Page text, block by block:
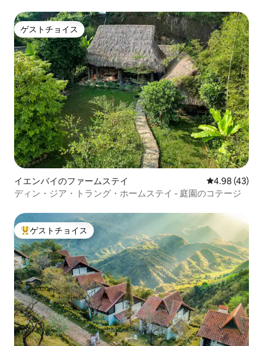
ゲストチョイス
ゲストチョイス
イエンバイのファームステイ レビュー43
4.98 (43)
ディン・ジア・トラング・ホームステイ - 庭園のコテージ
大好評のゲストチョイスです。
ゲストチョイス